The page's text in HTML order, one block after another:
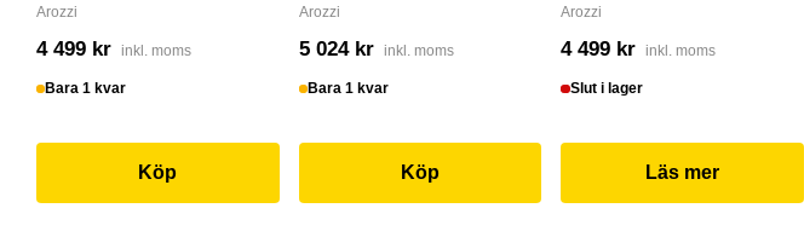
Arozzi
4 499 kr inkl. moms
Bara 1 kvar
Köp
Arozzi
5 024 kr inkl. moms
Bara 1 kvar
Köp
Arozzi
4 499 kr inkl. moms
Slut i lager
Läs mer